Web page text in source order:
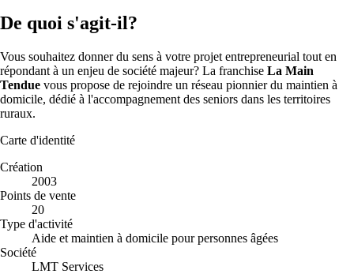
De quoi s'agit-il?
Vous souhaitez donner du sens à votre projet entrepreneurial tout en
répondant à un enjeu de société majeur? La franchise La Main
Tendue vous propose de rejoindre un réseau pionnier du maintien à
domicile, dédié à l'accompagnement des seniors dans les territoires
ruraux.
Carte d'identité
Création
2003
Points de vente
20
Type d'activité
Aide et maintien à domicile pour personnes âgées
Société
LMT Services